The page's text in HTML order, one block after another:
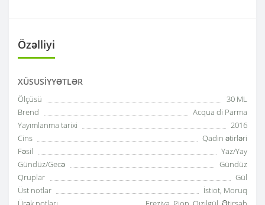
Özəlliyi
XÜSUSIYYƏTLƏR
Ölçüsü
30 ML
Brend
Acqua di Parma
Yayımlanma tarixi
2016
Cins
Qadın ətirləri
Fəsil
Yaz/Yay
Gündüz/Gecə
Gündüz
Qruplar
Gül
Üst notlar
İstiot, Moruq